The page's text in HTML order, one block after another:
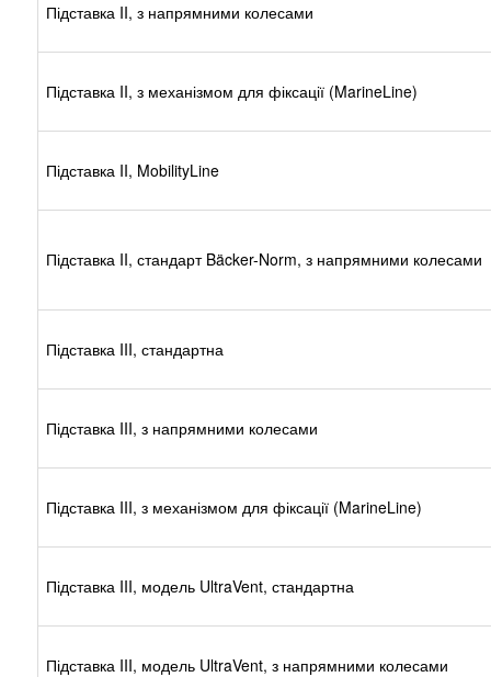
Підставка II, з напрямними колесами
Підставка II, з механізмом для фіксації (MarineLine)
Підставка II, MobilityLine
Підставка II, стандарт Bäcker-Norm, з напрямними колесами
Підставка III, стандартна
Підставка III, з напрямними колесами
Підставка III, з механізмом для фіксації (MarineLine)
Підставка III, модель UltraVent, стандартна
Підставка III, модель UltraVent, з напрямними колесами